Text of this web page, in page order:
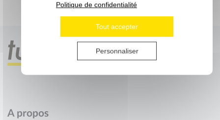
Tout accepter
Personnaliser
Politique de confidentialité
A propos